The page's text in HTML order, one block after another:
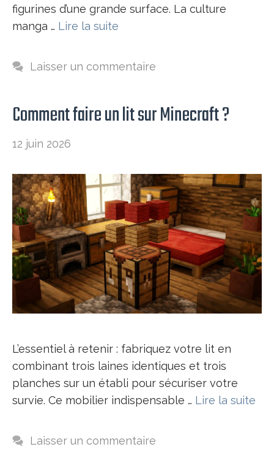
figurines d’une grande surface. La culture
manga … Lire la suite
Laisser un commentaire
Comment faire un lit sur Minecraft​ ?
12 juin 2026
L’essentiel à retenir : fabriquez votre lit en
combinant trois laines identiques et trois
planches sur un établi pour sécuriser votre
survie. Ce mobilier indispensable … Lire la suite
Laisser un commentaire